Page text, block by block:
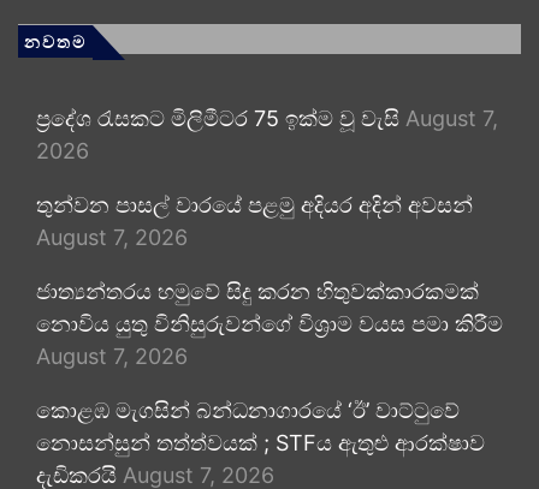
නවතම
ප්‍රදේශ රැසකට මිලිමීටර 75 ඉක්ම වූ වැසි August 7,
2026
තුන්වන පාසල් වාරයේ පළමු අදියර අදින් අවසන්
August 7, 2026
ජාත්‍යන්තරය හමුවේ සිදු කරන හිතුවක්කාරකමක්
නොවිය යුතු විනිසුරුවන්ගේ විශ්‍රාම වයස පමා කිරීම
August 7, 2026
කොළඹ මැගසින් බන්ධනාගාරයේ ‘ඊ’ වාට්ටුවේ
නොසන්සුන් තත්ත්වයක් ; STFය ඇතුළු ආරක්ෂාව
දැඩිකරයි August 7, 2026